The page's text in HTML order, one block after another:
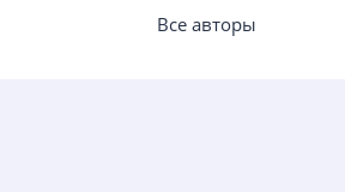
Все авторы